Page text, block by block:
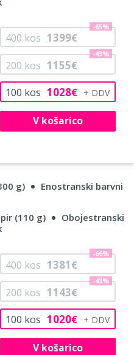
100 kos 1028€
200 kos 1155€
-43%
400 kos 1399€
-65%
V košarico
g)
Enostranski barvni
(110 g)
Obojestranski
100 kos 1020€
200 kos 1143€
-43%
400 kos 1381€
-66%
V košarico